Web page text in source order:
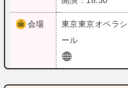
会場 東京東京オペラ
ール